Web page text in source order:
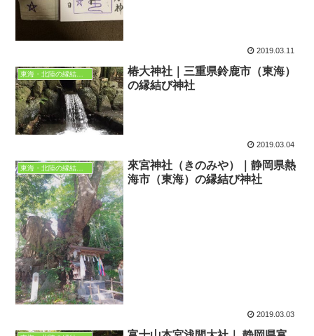
2019.03.11
東海・北陸の縁結び神社
椿大神社｜三重県鈴鹿市（東海）
の縁結び神社
2019.03.04
東海・北陸の縁結び神社
來宮神社（きのみや）｜静岡県熱
海市（東海）の縁結び神社
2019.03.03